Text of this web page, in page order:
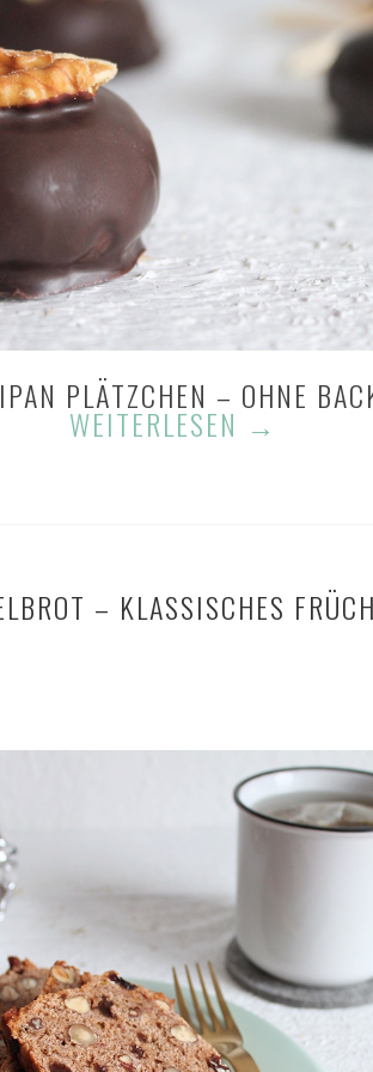
PLÄTZCHEN – OHNE
WEITERLESEN →
– KLASSISCHES